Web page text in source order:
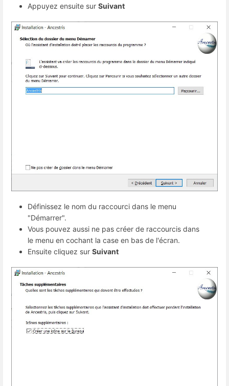
Appuyez ensuite sur Suivant
Définissez le nom du raccourci dans le menu
"Démarrer".
Vous pouvez aussi ne pas créer de raccourcis dans
le menu en cochant la case en bas de l'écran.
Ensuite cliquez sur Suivant